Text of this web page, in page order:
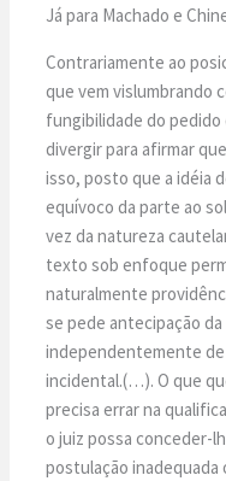
Já para Machado e
Contrariamente ao
que vem vislumbrando
fungibilidade do
divergir para afirmar
isso, posto que a idéia
equívoco da parte ao
vez da natureza
texto sob enfoque
naturalmente
se pede antecipação
independentemente
incidental.(…). O que
precisa errar na
o juiz possa conceder-
postulação inadequada